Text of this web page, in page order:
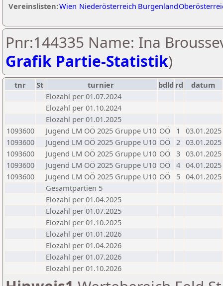
Vereinslisten:Wien Niederösterreich Burgenland
Pnr:144335 Name: Ina
Grafik Partie-Statistik)
tnr St turnier bdld rd
datum
Elozahl per 01.07.2024
Elozahl per 01.10.2024
Elozahl per 01.01.2025
1093600
Jugend LM OÖ 2025 Gruppe U10 OÖ 1
03.01.2025
1093600
Jugend LM OÖ 2025 Gruppe U10 OÖ 2 03.01.2025
1093600
Jugend LM OÖ 2025 Gruppe U10 OÖ 3 03.01.2025
1093600
Jugend LM OÖ 2025 Gruppe U10 OÖ 4 04.01.2025
1093600
Jugend LM OÖ 2025 Gruppe U10 OÖ 5 04.01.2025
Gesamtpartien 5
Elozahl per 01.04.2025
Elozahl per 01.07.2025
Elozahl per 01.10.2025
Elozahl per 01.01.2026
Elozahl per 01.04.2026
Elozahl per 01.07.2026
Elozahl per 01.10.2026